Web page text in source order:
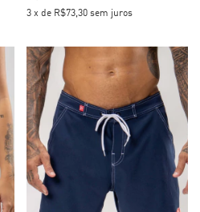
3 x de R$73,30 sem juros